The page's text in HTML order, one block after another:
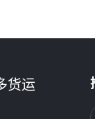
货运